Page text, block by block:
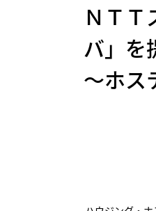
ＮＴ
バ」を
～ホス